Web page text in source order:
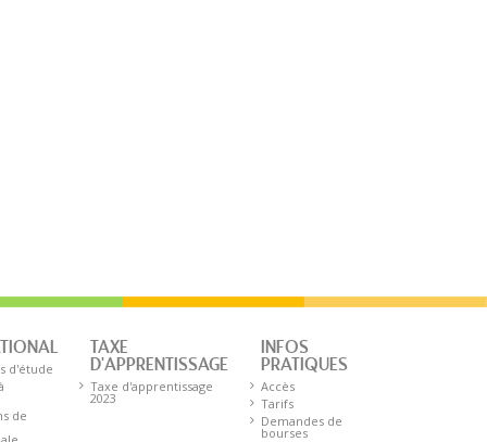
d'étude
de
TAXE
D'APPRENTISSAGE
Taxe d'apprentissage
2023
INFOS
PRATIQUES
Accès
Tarifs
Demandes de
bourses